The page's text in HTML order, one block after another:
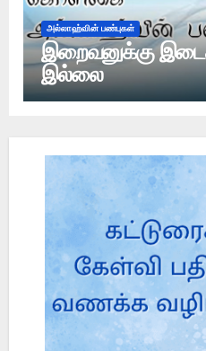
அல்லாஹ்வின் பண்புகள்
இறைவனுக்கு
இல்லை